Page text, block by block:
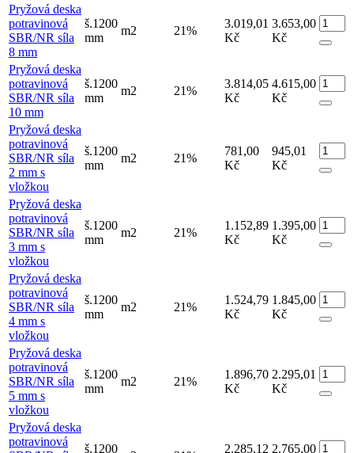
Pryžová deska
potravinová
SBR/NR síla
8 mm
š.1200
mm
m2 21%
3.019,01
Kč
3.653,00
Kč
Pryžová deska
potravinová
SBR/NR síla
10 mm
š.1200
mm
m2 21%
3.814,05
Kč
4.615,00
Kč
Pryžová deska
potravinová
SBR/NR síla
2 mm s
vložkou
š.1200
mm
m2 21%
781,00
Kč
945,01
Kč
Pryžová deska
potravinová
SBR/NR síla
3 mm s
vložkou
š.1200
mm
m2 21%
1.152,89
Kč
1.395,00
Kč
Pryžová deska
potravinová
SBR/NR síla
4 mm s
vložkou
š.1200
mm
m2 21%
1.524,79
Kč
1.845,00
Kč
Pryžová deska
potravinová
SBR/NR síla
5 mm s
vložkou
š.1200
mm
m2 21%
1.896,70
Kč
2.295,01
Kč
Pryžová deska
potravinová
š.1200
2.285,12 2.765,00